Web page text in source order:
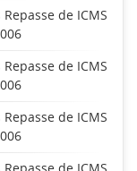
de ICMS
de ICMS
de ICMS